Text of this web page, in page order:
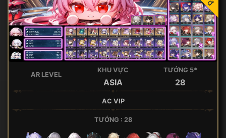
đ
AR LEVEL
KHU VỰC
ASIA
TƯỚNG 5*
28
AC VIP
TƯỚNG : 28